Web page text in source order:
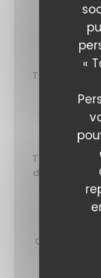
«
Tomates
Tapenade
d’herbes
Œuf mollet,